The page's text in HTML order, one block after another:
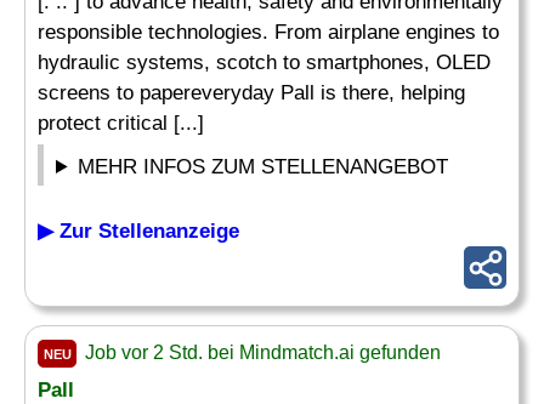
responsible technologies. From airplane engines to
hydraulic systems, scotch to smartphones, OLED
screens to papereveryday Pall is there, helping
protect critical [...]
MEHR INFOS ZUM STELLENANGEBOT
▶ Zur Stellenanzeige
NEU Job vor 2 Std. bei Mindmatch.ai gefunden
Pall